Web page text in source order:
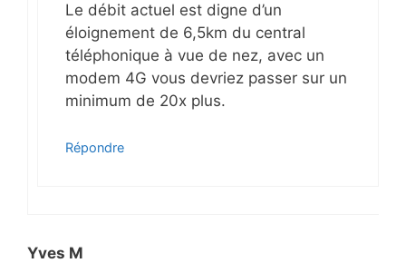
Le débit actuel est digne d’un
éloignement de 6,5km du central
téléphonique à vue de nez, avec un
modem 4G vous devriez passer sur un
minimum de 20x plus.
Répondre
Yves M